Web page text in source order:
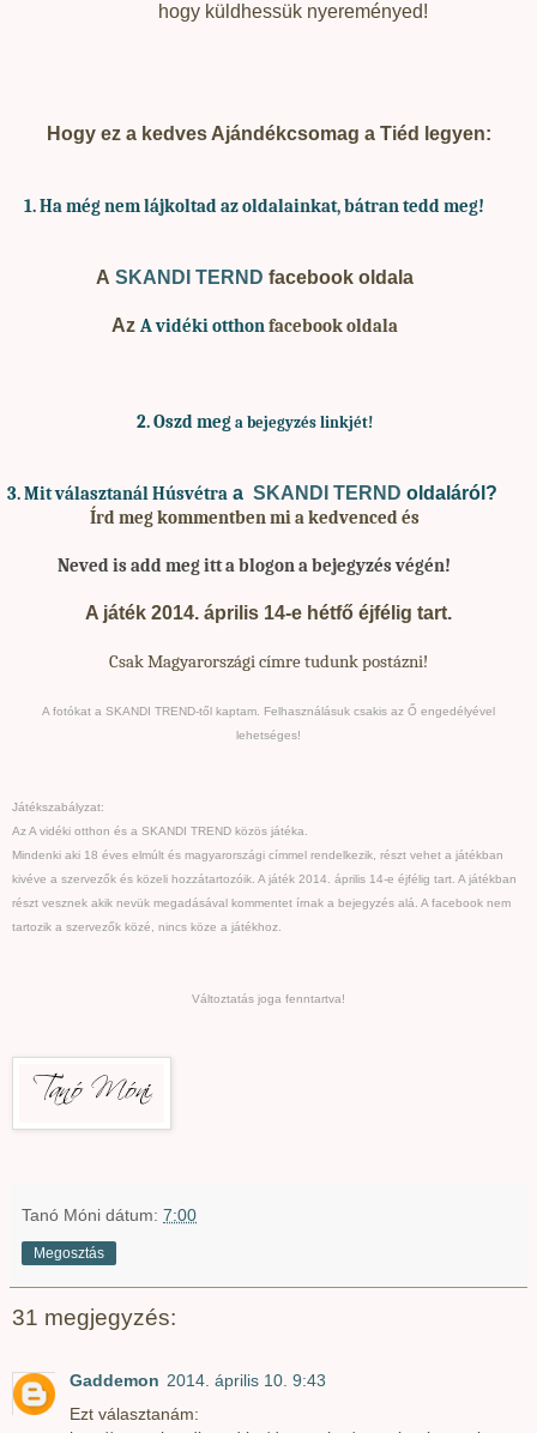
hogy küldhessük nyereményed!
Hogy ez a kedves Ajándékcsomag a Tiéd legyen:
1. Hamég nem lájkoltad az oldalainkat, bátran tedd meg!
A SKANDI TERND facebook oldala
Az A vidéki otthonfacebook oldala
2. Oszd mega bejegyzés linkjét!
3. Mit választanál Húsvétra a SKANDI TERND oldaláról?
Írd meg kommentben mi a kedvenced és
Neved is add meg itt a blogon a bejegyzés végén!
A játék 2014. április 14-e hétfő éjfélig tart.
Csak Magyarországi címre tudunk postázni!
A fotókat a SKANDI TREND-től kaptam. Felhasználásuk csakis az Ő engedélyével
lehetséges!
Játékszabályzat:
Az A vidéki otthon és a SKANDI TREND közös játéka.
Mindenki aki 18 éves elmúlt és magyarországi címmel rendelkezik, részt vehet a játékban
kivéve a szervezők és közeli hozzátartozóik. A játék 2014. április 14-e éjfélig tart. A játékban
részt vesznek akik nevük megadásával kommentet írnak a bejegyzés alá. A facebook nem
tartozik a szervezők közé, nincs köze a játékhoz.
Változtatás joga fenntartva!
Tanó Móni dátum: 7:00
Megosztás
31 megjegyzés:
Gaddemon 2014. április 10. 9:43
Ezt választanám: